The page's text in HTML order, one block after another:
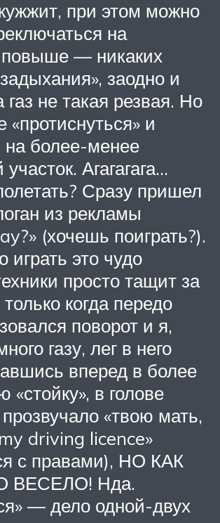
при этом можно
на
повыше — никаких
заодно и
газ не такая резвая. Но
«протиснуться» и
на более-менее
Агагагага…
Сразу пришел
из рекламы
(хочешь поиграть?).
играть это чудо
просто тащит за
когда передо
поворот и я,
газу, лег в него
вперед в более
«стойку», в голове
«твою мать,
driving licence»
с правами), НО КАК
ВЕСЕЛО! Нда.
— дело одной-двух